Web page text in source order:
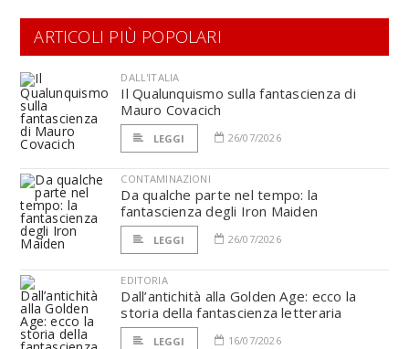
ARTICOLI PIÙ POPOLARI
DALL'ITALIA
Il Qualunquismo sulla fantascienza di
Mauro Covacich
LEGGI 26/07/2026
CONTAMINAZIONI
Da qualche parte nel tempo: la
fantascienza degli Iron Maiden
LEGGI 26/07/2026
EDITORIA
Dall’antichità alla Golden Age: ecco la
storia della fantascienza letteraria
LEGGI 16/07/2026